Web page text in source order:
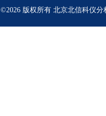
©2026 版权所有 北京北信科仪